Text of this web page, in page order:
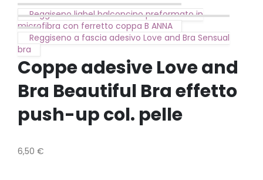
Reggiseno liabel balconcino preformato in
microfibra con ferretto coppa B ANNA
Reggiseno a fascia adesivo Love and Bra Sensual
bra
Coppe adesive Love and
Bra Beautiful Bra effetto
push-up col. pelle
6,50 €